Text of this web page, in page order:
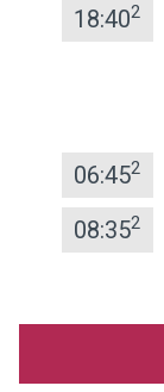
18:402
06:452
08:352